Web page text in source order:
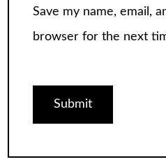
Save my name, email,
browser for the next